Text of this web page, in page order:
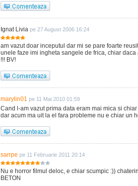
Ignat Livia pe 27 August 2006 16:24
am vazut doar inceputul dar mi se pare foarte
unele faze imi ingheta sangele de frica, chiar daca
!!! BV!
marylin01 pe 11 Mai 2010 01:59
Cand l-am vazut prima data eram mai mica si
dar acum ma uit la el fara probleme nu e chiar un
sarrpe pe 11 Februarie 2011 20:14
Nu e horror filmul deloc, e chiar scumpic :))
BETON